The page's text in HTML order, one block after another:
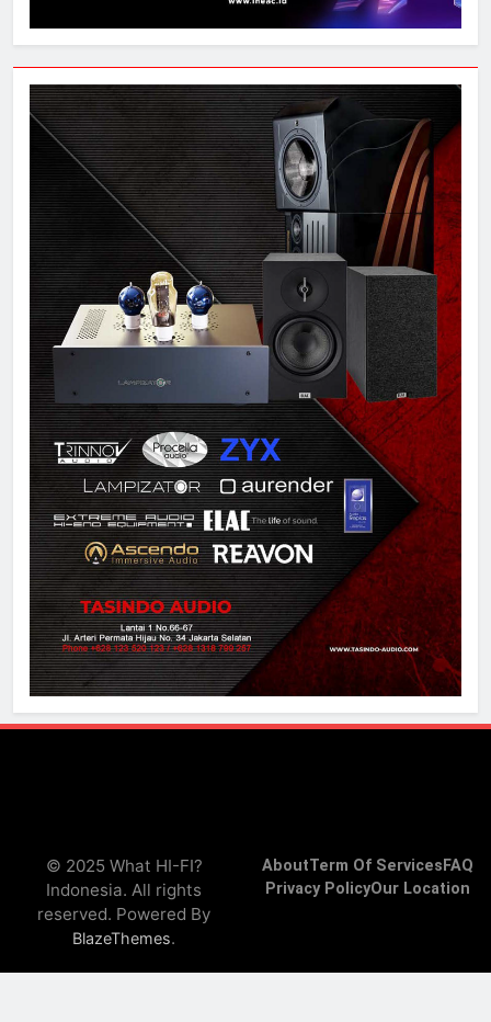
© 2025 What HI-FI?
Indonesia. All rights
reserved. Powered By
BlazeThemes.
AboutTerm Of Services FAQ
Privacy PolicyOur Location